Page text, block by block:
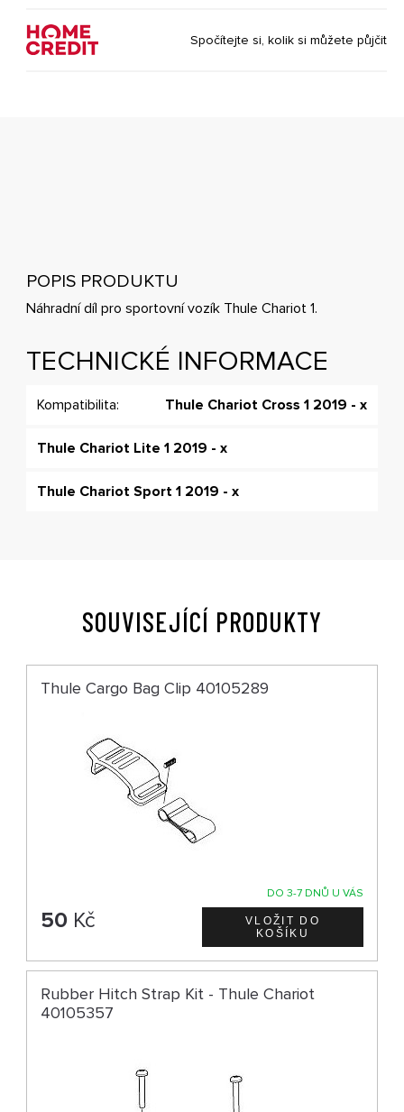
Spočítejte si, kolik si můžete půjčit
POPIS PRODUKTU
Náhradní díl pro sportovní vozík Thule Chariot 1.
TECHNICKÉ INFORMACE
Kompatibilita: Thule Chariot Cross 1 2019 - x
Thule Chariot Lite 1 2019 - x
Thule Chariot Sport 1 2019 - x
SOUVISEJÍCÍ PRODUKTY
Thule Cargo Bag Clip 40105289
DO 3-7 DNŮ U VÁS
50 Kč
Rubber Hitch Strap Kit - Thule Chariot
40105357